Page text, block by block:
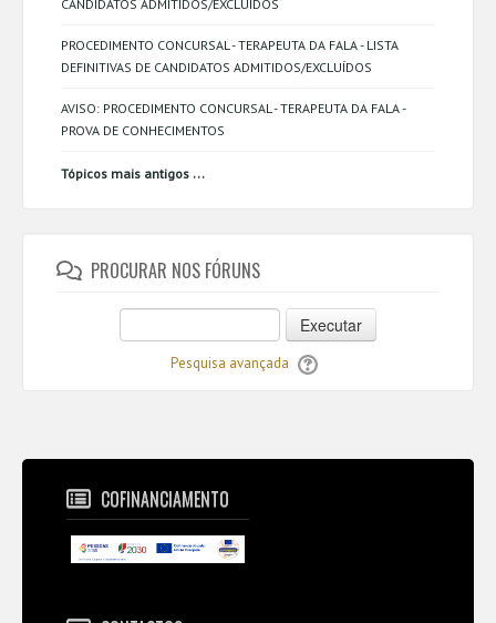
CANDIDATOS ADMITIDOS/EXCLUÍDOS
PROCEDIMENTO CONCURSAL - TERAPEUTA DA FALA - LISTA
DEFINITIVAS DE CANDIDATOS ADMITIDOS/EXCLUÍDOS
AVISO: PROCEDIMENTO CONCURSAL - TERAPEUTA DA FALA -
PROVA DE CONHECIMENTOS
Tópicos mais antigos ...
PROCURAR NOS FÓRUNS
Executar
Pesquisa avançada
COFINANCIAMENTO